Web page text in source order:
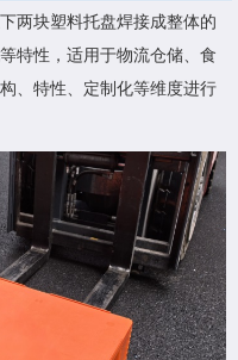
块塑料托盘焊接成整体的
特性，适用于物流仓储、食
、特性、定制化等维度进行